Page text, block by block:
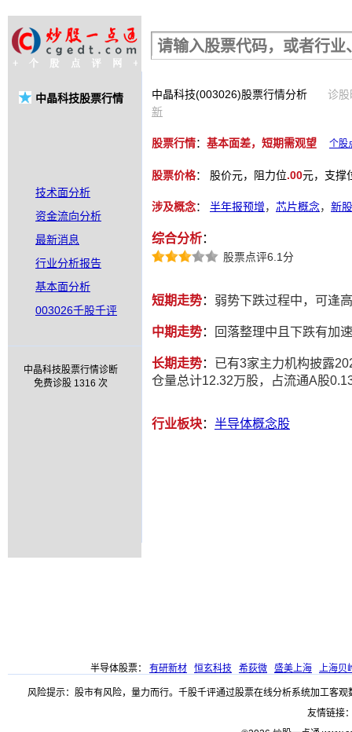
中晶科技股票行情
技术面分析
资金流向分析
最新消息
行业分析报告
基本面分析
003026千股千评
中晶科技股票行情诊断
免费诊股 1316 次
中晶科技(003026)股票行情分析
诊
新
股票行情： 基本面差，短期需观望 个股
股票价格： 股价元，阻力位.00元，支撑
涉及概念： 半年报预增， 芯片概念， 新
综合分析：
股票点评6.1分
短期走势： 弱势下跌过程中，可逢
中期走势： 回落整理中且下跌有加
长期走势： 已有3家主力机构披露
仓量总计12.32万股，占流通A股
行业板块： 半导体概念股
半导体股票： 有研新材 恒玄科技 希荻微 盛美上海 上海贝
风险提示：股市有风险，量力而行。千股千评通过股票在线分析系统加工客
友情链接